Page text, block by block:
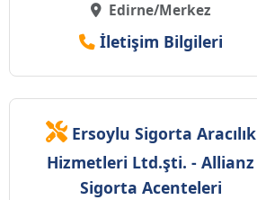
Edirne/Merkez
İletişim Bilgileri
Ersoylu Sigorta Aracılık
Hizmetleri Ltd.şti. - Allianz
Sigorta Acenteleri